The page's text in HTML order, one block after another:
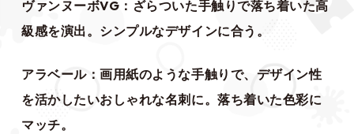
ヴァンヌーボVG：ざらついた手触りで落ち着いた高
級感を演出。シンプルなデザインに合う。
アラベール：画用紙のような手触りで、デザイン性
を活かしたいおしゃれな名刺に。落ち着いた色彩に
マッチ。